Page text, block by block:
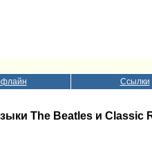
Ссылки
The Beatles и Classic